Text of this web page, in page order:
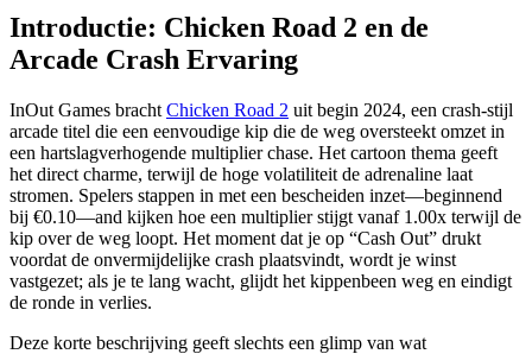
Introductie: Chicken Road 2 en de
Arcade Crash Ervaring
InOut Games bracht Chicken Road 2 uit begin 2024, een crash‑stijl
arcade titel die een eenvoudige kip die de weg oversteekt omzet in
een hartslagverhogende multiplier chase. Het cartoon thema geeft
het direct charme, terwijl de hoge volatiliteit de adrenaline laat
stromen. Spelers stappen in met een bescheiden inzet—beginnend
bij €0.10—and kijken hoe een multiplier stijgt vanaf 1.00x terwijl de
kip over de weg loopt. Het moment dat je op “Cash Out” drukt
voordat de onvermijdelijke crash plaatsvindt, wordt je winst
vastgezet; als je te lang wacht, glijdt het kippenbeen weg en eindigt
de ronde in verlies.
Deze korte beschrijving geeft slechts een glimp van wat